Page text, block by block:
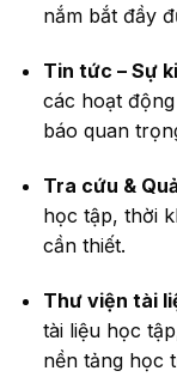
nắm bắt đầy
Tin tức – Sự
các hoạt
báo quan
Tra cứu &
học tập, thời
cần thiết.
Thư viện tài
tài liệu học
nền tảng học